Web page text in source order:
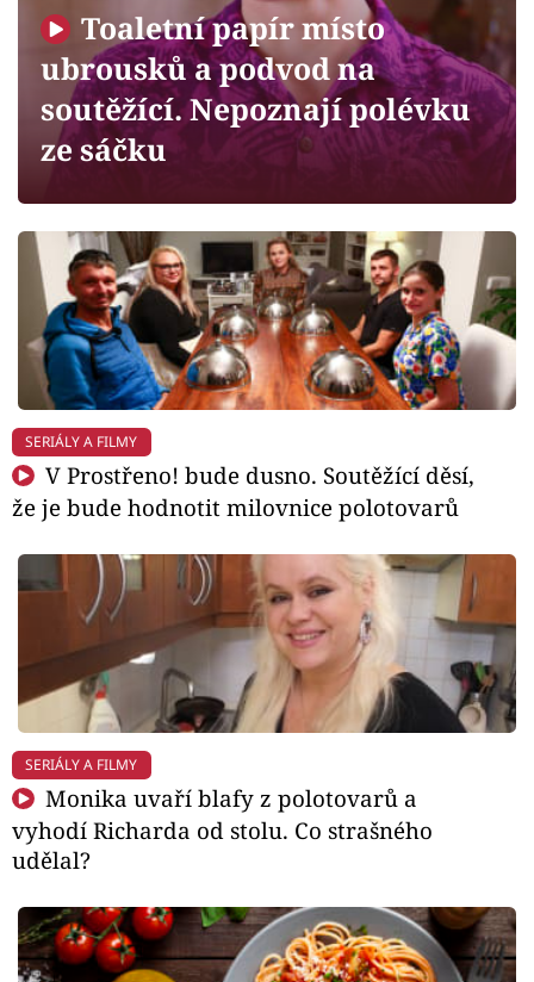
Sledujte prima+
Filmový festival Karlovy Vary
Mámy sobě
Přihlášení
Sledujte nás
Toaletní papír místo
ubrousků a podvod na
soutěžící. Nepoznají polévku
ze sáčku
SERIÁLY A FILMY
V Prostřeno! bude dusno. Soutěžící děsí,
že je bude hodnotit milovnice polotovarů
SERIÁLY A FILMY
Monika uvaří blafy z polotovarů a
vyhodí Richarda od stolu. Co strašného
udělal?